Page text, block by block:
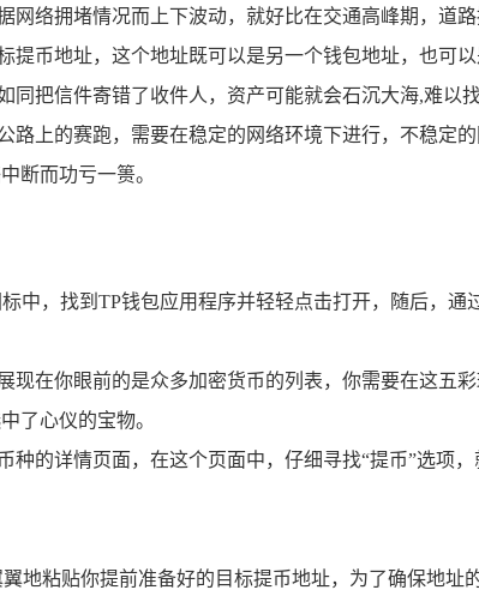
络拥堵情况而上下波动，就好比在交通高峰期，道
提币地址，这个地址既可以是另一个钱包地址，也可
把信件寄错了收件人，资产可能就会石沉大海,难以找
路上的赛跑，需要在稳定的网络环境下进行，不稳定
断而功亏一篑。
中，找到TP钱包应用程序并轻轻点击打开，随后，通
现在你眼前的是众多加密货币的列表，你需要在这五
了心仪的宝物。
种的详情页面，在这个页面中，仔细寻找“提币”选项
翼地粘贴你提前准备好的目标提币地址，为了确保地